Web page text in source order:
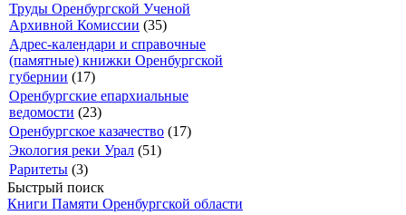
Труды Оренбургской Ученой
Архивной Комиссии (35)
Адрес-календари и справочные
(памятные) книжки Оренбургской
губернии (17)
Оренбургские епархиальные
ведомости (23)
Оренбургское казачество (17)
Экология реки Урал (51)
Раритеты (3)
Быстрый поиск
Книги Памяти Оренбургской области